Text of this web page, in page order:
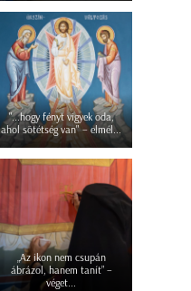
"...hogy fényt vigyek oda,
ahol sötétség van" – elmél...
„Az ikon nem csupán
ábrázol, hanem tanít” –
véget...